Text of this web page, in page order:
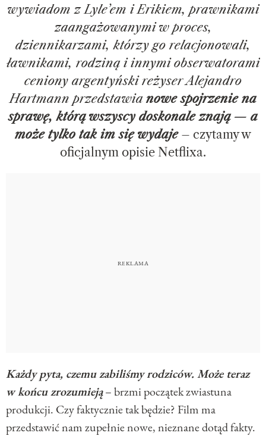
wywiadom z Lyle’em i Erikiem, prawnikami
zaangażowanymi w proces,
dziennikarzami, którzy go relacjonowali,
ławnikami, rodziną i innymi obserwatorami
ceniony argentyński reżyser Alejandro
Hartmann przedstawianowe spojrzenie na
sprawę, którą wszyscy doskonale znają — a
może tylko tak im się wydaje– czytamy w
oficjalnym opisie Netflixa.
Każdy pyta, czemu zabiliśmy rodziców. Może teraz
w końcu zrozumieją– brzmi początek zwiastuna
produkcji. Czy faktycznie tak będzie? Film ma
przedstawić nam zupełnie nowe, nieznane dotąd fakty.